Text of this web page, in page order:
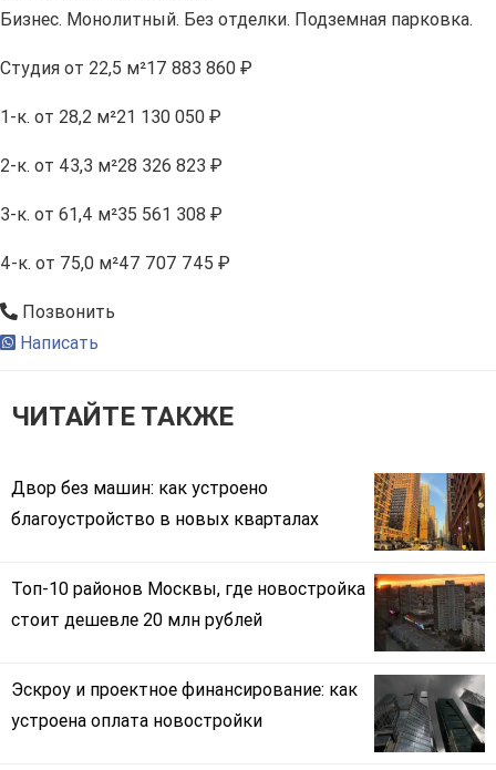
Бизнес. Монолитный. Без отделки. Подземная парковка.
Студия от 22,5 м²17 883 860 ₽
1-к. от 28,2 м²21 130 050 ₽
2-к. от 43,3 м²28 326 823 ₽
3-к. от 61,4 м²35 561 308 ₽
4-к. от 75,0 м²47 707 745 ₽
Позвонить
Написать
ЧИТАЙТЕ ТАКЖЕ
Двор без машин: как устроено
благоустройство в новых кварталах
Топ-10 районов Москвы, где новостройка
стоит дешевле 20 млн рублей
Эскроу и проектное финансирование: как
устроена оплата новостройки